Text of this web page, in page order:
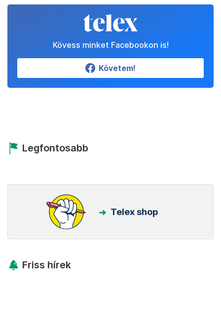
Kövess minket Facebookon is!
Követem!
Legfontosabb
Telex shop
Friss hírek